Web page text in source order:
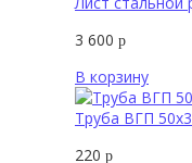
3 600 р
В корзину
Труба ВГП
220 р